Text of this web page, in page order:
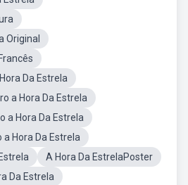
Original
Da Estrela
a Hora Da Estrela
a Hora Da Estrela
a Hora Da Estrela
A Hora Da EstrelaPoster
Da Estrela